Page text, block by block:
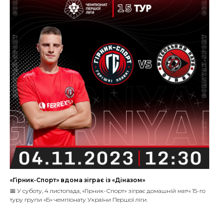
«Гірник-Спорт» вдома зіграє із «Діназом»
📅 У суботу, 4 листопада, «Гірник-Спорт» зіграє домашній матч 15-го
туру групи «Б» чемпіонату України Першої ліги.